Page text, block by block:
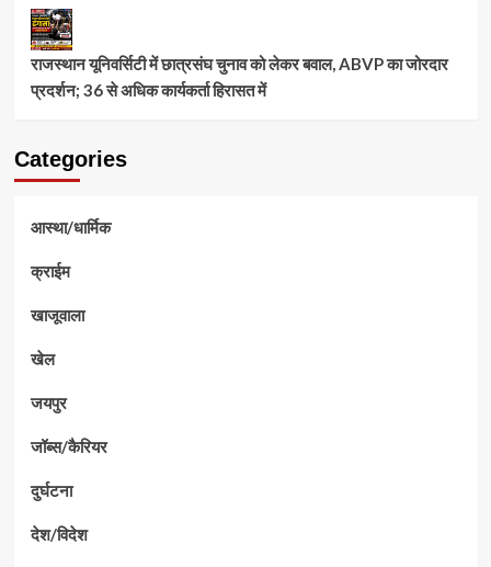
राजस्थान यूनिवर्सिटी में छात्रसंघ चुनाव को लेकर बवाल, ABVP का जोरदार
प्रदर्शन; 36 से अधिक कार्यकर्ता हिरासत में
Categories
आस्था/धार्मिक
क्राईम
खाजूवाला
खेल
जयपुर
जॉब्स/कैरियर
दुर्घटना
देश/विदेश